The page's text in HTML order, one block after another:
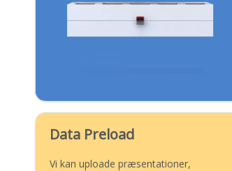
Data Preload
Vi kan uploade præsentationer,